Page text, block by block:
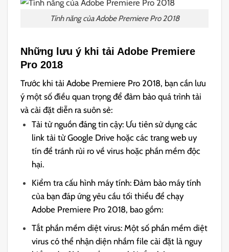
Tính năng của Adobe Premiere Pro 2018
Những lưu ý khi tải Adobe Premiere
Pro 2018
Trước khi tải Adobe Premiere Pro 2018, bạn cần lưu
ý một số điều quan trọng để đảm bảo quá trình tải
và cài đặt diễn ra suôn sẻ:
Tải từ nguồn đáng tin cậy: Ưu tiên sử dụng các
link tải từ Google Drive hoặc các trang web uy
tín để tránh rủi ro về virus hoặc phần mềm độc
hại.
Kiểm tra cấu hình máy tính: Đảm bảo máy tính
của bạn đáp ứng yêu cầu tối thiểu để chạy
Adobe Premiere Pro 2018, bao gồm:
Tắt phần mềm diệt virus: Một số phần mềm diệt
virus có thể nhận diện nhầm file cài đặt là nguy